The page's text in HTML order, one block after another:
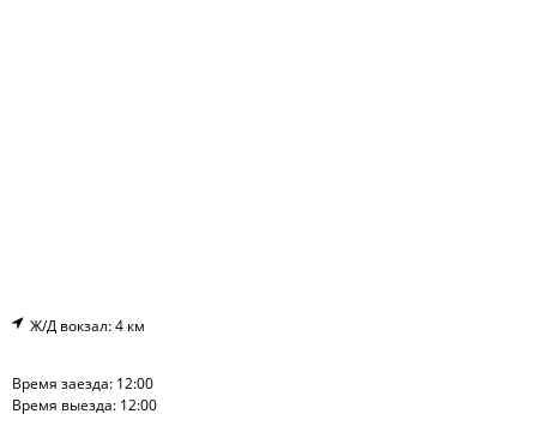
Ж/Д вокзал: 4 км
Время заезда: 12:00
Время выезда: 12:00